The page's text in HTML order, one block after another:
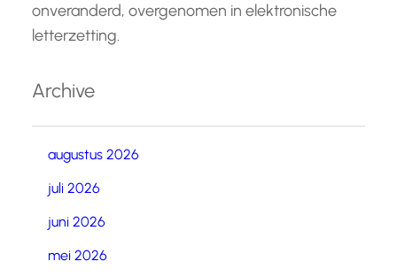
onveranderd, overgenomen in elektronische
letterzetting.
Archive
augustus 2026
juli 2026
juni 2026
mei 2026